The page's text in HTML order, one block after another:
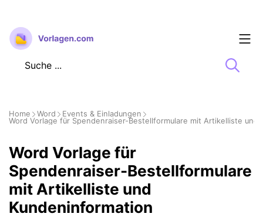
Zum
Inhalt
springen
Home Word
Events & Einladungen
Word Vorlage für Spendenraiser-Bestellformulare mit Artikelliste und
Word Vorlage für
Spendenraiser-Bestellformulare
mit Artikelliste und
Kundeninformation